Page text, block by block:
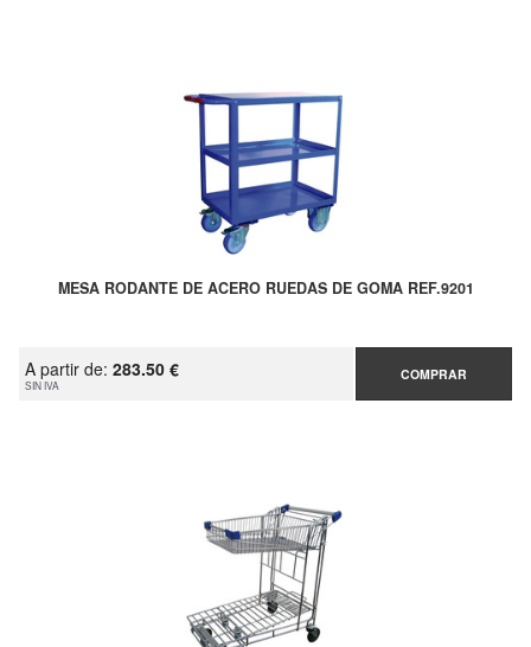
MESA RODANTE DE ACERO RUEDAS DE GOMA REF.9201
A partir de: 283.50 €
SIN IVA
COMPRAR